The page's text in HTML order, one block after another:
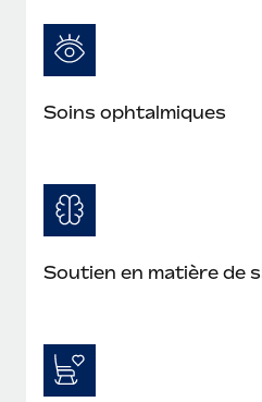
Soins ophtalmiques
Soutien en matière de